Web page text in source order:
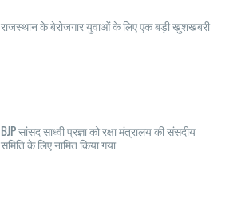
राजस्थान के बेरोजगार युवाओं के लिए एक बड़ी खुशखबरी
BJP सांसद साध्वी प्रज्ञा को रक्षा मंत्रालय की संसदीय
समिति के लिए नामित किया गया